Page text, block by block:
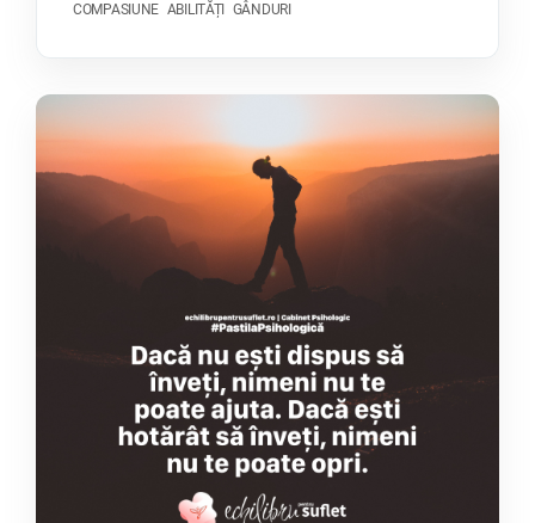
COMPASIUNE ABILITĂȚI GÂNDURI